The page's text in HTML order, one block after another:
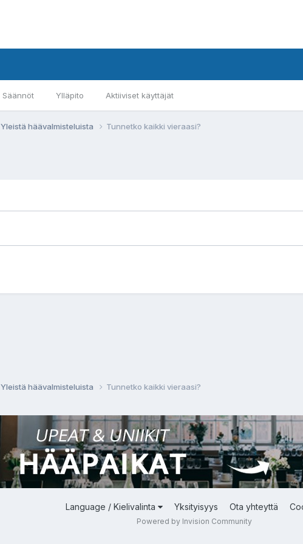
Säännöt Ylläpito Aktiiviset käyttäjät
Yleistä häävalmisteluista Tunnetko kaikki vieraasi?
Yleistä häävalmisteluista Tunnetko kaikki vieraasi?
Language / Kielivalinta Yksityisyys Ota yhteyttä
Powered by Invision Community